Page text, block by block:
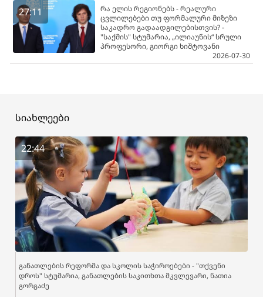
27:11
რა ელის რეგიონებს - რეალური
ცვლილებები თუ ფორმალური მიზეზი
საკადრო გადაადგილებისთვის? -
"საქმის" სტუმარია, „ილიაუნის“ სრული
პროფესორი, გიორგი ხიშტოვანი
2026-07-30
სიახლეები
22:44
განათლების რეფორმა და სკოლის საჭიროებები - "თქვენი
დროს" სტუმარია, განათლების საკითხთა მკვლევარი, ნათია
გორგაძე